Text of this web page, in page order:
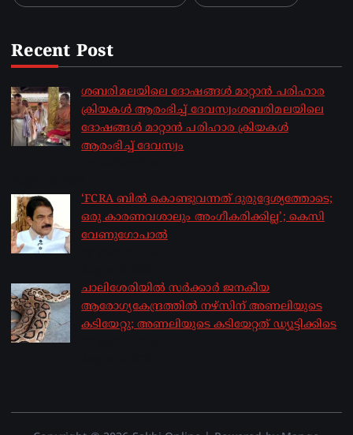
Recent Post
ശബരിമലയിലെ ദോഷങ്ങൾ മാറ്റാൻ പരിഹാര
ക്രിയകൾ ആരംഭിച്ച് ദേവസ്വംശബരിമലയിലെ
ദോഷങ്ങൾ മാറ്റാൻ പരിഹാര ക്രിയകൾ
ആരംഭിച്ച് ദേവസ്വം
‘FCRA ബിൽ കൊണ്ടുവന്നത് ദുരുദ്ദേശ്യത്തോടെ;
ഒരു കാരണവശാലും അം​ഗീകരിക്കില്ല’; കെസി
വേണു​ഗോപാൽ
ചാലിശേരിയില്‍ സര്‍ക്കാര്‍ ജനകീയ
ആരോഗ്യകേന്ദ്രത്തില്‍ നഴ്സിന് അണലിയുടെ
കടിയേറ്റു; അണലിയുടെ കടിയേറ്റത് ഡ്യൂട്ടിക്കിടെ